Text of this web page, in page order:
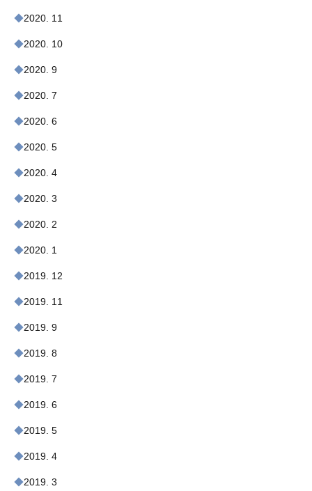
2020. 11
2020. 10
2020. 9
2020. 7
2020. 6
2020. 5
2020. 4
2020. 3
2020. 2
2020. 1
2019. 12
2019. 11
2019. 9
2019. 8
2019. 7
2019. 6
2019. 5
2019. 4
2019. 3